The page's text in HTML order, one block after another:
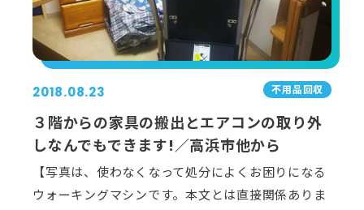
2018.08.23 不用品回収
３階からの家具の搬出とエアコンの取り外
しなんでもできます!／高浜市他から
【写真は、使わなくなって処分によくお困りになる
ウォーキングマシンです。本文とは直接関係ありま